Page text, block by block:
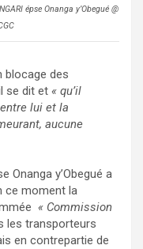
épse Onanga y’Obegué @
blocage des
se dit et « qu’il
lui et la
aucune
Onanga y’Obegué a
ce moment la
« Commission
les transporteurs
en contrepartie de